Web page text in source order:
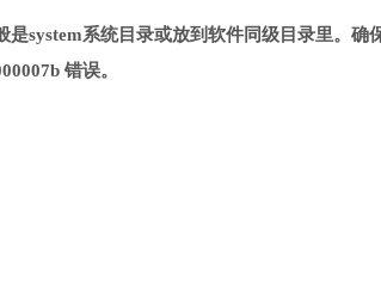
system系统目录或放到软件同级目录里。确
错误。